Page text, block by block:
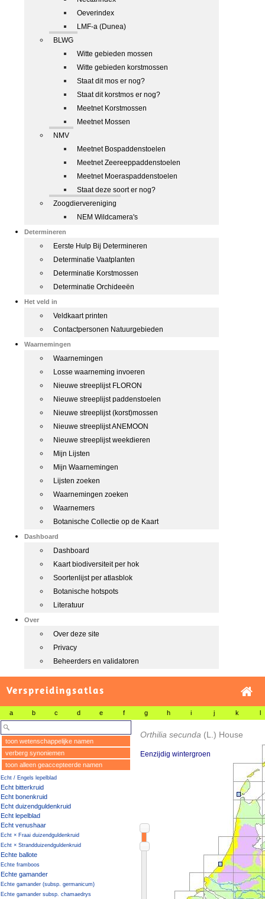
Oeverindex
LMF-a (Dunea)
BLWG
Witte gebieden mossen
Witte gebieden korstmossen
Staat dit mos er nog?
Staat dit korstmos er nog?
Meetnet Korstmossen
Meetnet Mossen
NMV
Meetnet Bospaddenstoelen
Meetnet Zeereeppaddenstoelen
Meetnet Moeraspaddenstoelen
Staat deze soort er nog?
Zoogdiervereniging
NEM Wildcamera's
Determineren
Eerste Hulp Bij Determineren
Determinatie Vaatplanten
Determinatie Korstmossen
Determinatie Orchideeën
Het veld in
Veldkaart printen
Contactpersonen Natuurgebieden
Waarnemingen
Waarnemingen
Losse waarneming invoeren
Nieuwe streeplijst FLORON
Nieuwe streeplijst paddenstoelen
Nieuwe streeplijst (korst)mossen
Nieuwe streeplijst ANEMOON
Nieuwe streeplijst weekdieren
Mijn Lijsten
Mijn Waarnemingen
Lijsten zoeken
Waarnemingen zoeken
Waarnemers
Botanische Collectie op de Kaart
Dashboard
Dashboard
Kaart biodiversiteit per hok
Soortenlijst per atlasblok
Botanische hotspots
Literatuur
Over
Over deze site
Privacy
Beheerders en validatoren
Verspreidingsatlas
a b c d e f g h i j k l
toon wetenschappelijke namen
verberg synoniemen
toon alleen geaccepteerde namen
Echt / Engels lepelblad
Echt bitterkruid
Echt bonenkruid
Echt duizendguldenkruid
Echt lepelblad
Echt venushaar
Echt × Fraai duizendguldenkruid
Echt × Strandduizendguldenkruid
Echte ballote
Echte framboos
Echte gamander
Echte gamander (subsp. germanicum)
Echte gamander subsp. chamaedrys
Orthilia secunda (L.) House
Eenzijdig wintergroen